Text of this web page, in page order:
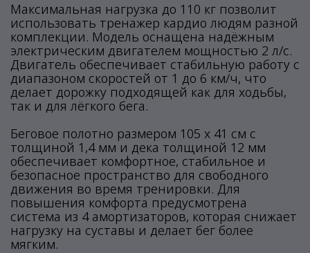
Максимальная нагрузка до 110 кг позволит
использовать тренажер кардио людям разной
комплекции. Модель оснащена надёжным
электрическим двигателем мощностью 2 л/с.
Двигатель обеспечивает стабильную работу с
диапазоном скоростей от 1 до 6 км/ч, что
делает дорожку подходящей как для ходьбы,
так и для лёгкого бега.
Беговое полотно размером 105 х 41 см с
толщиной 1,4 мм и дека толщиной 12 мм
обеспечивает комфортное, стабильное и
безопасное пространство для свободного
движения во время тренировки. Для
повышения комфорта предусмотрена
система из 4 амортизаторов, которая снижает
нагрузку на суставы и делает бег более
мягким.